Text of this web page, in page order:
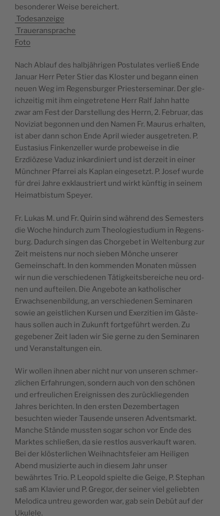
beson­der­er Weise bereichert.
Todesanzeige
Traueransprache
Foto
Nach Ablauf des hal­b­jähri­gen Pos­tu­lates ver­ließ Ende
Jan­u­ar Herr Peter Sti­er das Kloster und begann einen
neuen Weg im Regens­burg­er Priestersem­i­nar. Der gle­
ichzeit­ig mit ihm einge­tretene Herr Ralf Jahn hat­te
zwar am Fest der Darstel­lung des Her­rn, 2. Feb­ru­ar, das
Noviziat begonnen und den Namen Fr. Mau­rus erhal­ten,
ist aber dann schon Ende April wieder aus­ge­treten. P.
Eusta­sius Finken­zeller wurde probe­weise in die
Erzdiözese Vaduz inkar­diniert und ist derzeit in ein­er
Münch­n­er Pfar­rei als Kaplan einge­set­zt. P. Josef wurde
für drei Jahre exk­laus­tri­ert und wirkt kün­ftig in seinem
Heimat­bis­tum Speyer.
Fr. Lukas M. und Fr. Quirin sind während des Semes­ters
die Woche hin­durch zum The­olo­gi­es­tudi­um in Regens­
burg. Dadurch sin­gen das Chorge­bet in Wel­tenburg zur
Zeit meis­tens nur noch sieben Mönche unser­er
Gemein­schaft. In den kom­menden Monat­en müssen
wir nun die ver­schiede­nen Tätigkeits­bere­iche neu ord­
nen und aufteilen. Die Ange­bote an katholis­ch­er
Erwach­se­nen­bil­dung, an ver­schiede­nen Sem­i­naren
sowie an geistlichen Kursen und Exerz­i­tien im Gäste­
haus sollen auch in Zukun­ft fort­ge­führt wer­den. Zu
gegeben­er Zeit laden wir Sie gerne zu den Sem­i­naren
und Ver­anstal­tun­gen ein.
Wir wollen ihnen aber nicht nur von unseren schmer­
zlichen Erfahrun­gen, son­dern auch von den schö­nen
und erfreulichen Ereignis­sen des zurück­liegen­den
Jahres bericht­en. In den ersten Dezem­berta­gen
besucht­en wieder Tausende unseren Advents­markt.
Manche Stände mussten sog­ar schon vor Ende des
Mark­tes schließen, da sie rest­los ausverkauft waren.
Bei der klöster­lichen Wei­h­nachts­feier am Heili­gen
Abend musizierte auch in diesem Jahr unser
bewährtes Trio. P. Leopold spielte die Geige, P. Stephan
saß am Klavier und P. Gre­gor, der sein­er viel geliebten
Melod­i­ca untreu gewor­den war, gab sein Debüt auf der
Ukulele.